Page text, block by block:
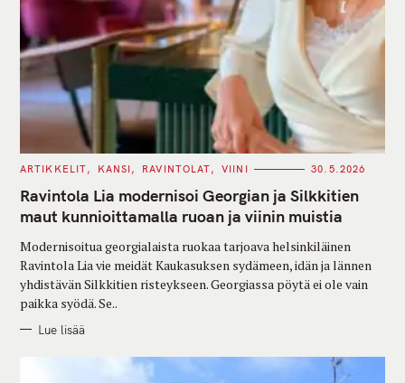
C
T
E
G
O
I
E
S
ARTIKKELIT KANSI RAVINTOLAT VIINI 30.5.2026
Ravintola Lia modernisoi Georgian ja Silkkitien
maut kunnioittamalla ruoan ja viinin muistia
Modernisoitua georgialaista ruokaa tarjoava helsinkiläinen
Ravintola Lia vie meidät Kaukasuksen sydämeen, idän ja lännen
yhdistävän Silkkitien risteykseen. Georgiassa pöytä ei ole vain
paikka syödä. Se..
Lue lisää